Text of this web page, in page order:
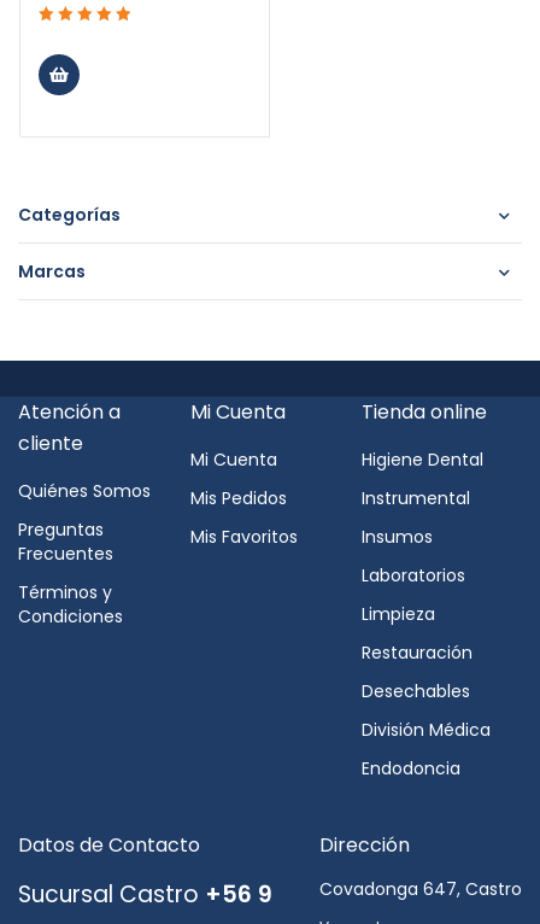
Categorías
Marcas
Atención a
cliente
Quiénes Somos
Preguntas
Frecuentes
Términos y
Condiciones
Mi Cuenta
Mi Cuenta
Mis Pedidos
Mis Favoritos
Tienda online
Higiene Dental
Instrumental
Insumos
Laboratorios
Limpieza
Restauración
Desechables
División Médica
Endodoncia
Datos de Contacto
Sucursal Castro +56 9
Dirección
Covadonga 647, Castro